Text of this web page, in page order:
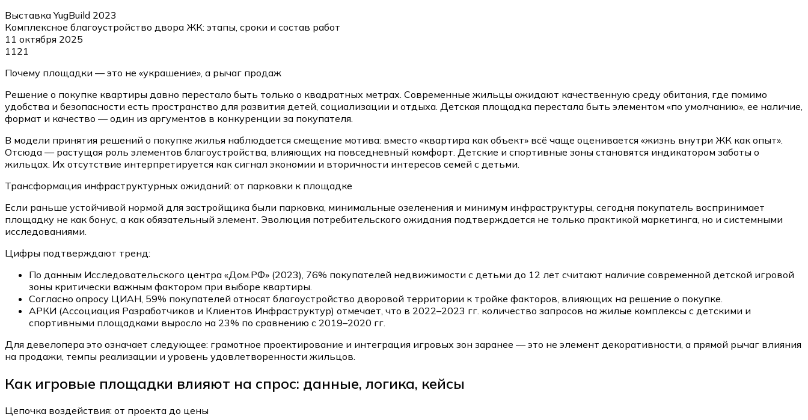
Выставка YugBuild 2023
Комплексное благоустройство двора ЖК: этапы, сроки и состав работ
11 октября 2025
1121
Почему площадки — это не «украшение», а рычаг продаж
Решение о покупке квартиры давно перестало быть только о квадратных метрах. Современные жильцы ожидают качественную среду обитания, где помимо
удобства и безопасности есть пространство для развития детей, социализации и отдыха. Детская площадка перестала быть элементом «по умолчанию», ее наличие,
формат и качество — один из аргументов в конкуренции за покупателя.
В модели принятия решений о покупке жилья наблюдается смещение мотива: вместо «квартира как объект» всё чаще оценивается «жизнь внутри ЖК как опыт».
Отсюда — растущая роль элементов благоустройства, влияющих на повседневный комфорт. Детские и спортивные зоны становятся индикатором заботы о
жильцах. Их отсутствие интерпретируется как сигнал экономии и вторичности интересов семей с детьми.
Трансформация инфраструктурных ожиданий: от парковки к площадке
Если раньше устойчивой нормой для застройщика были парковка, минимальные озеленения и минимум инфраструктуры, сегодня покупатель воспринимает
площадку не как бонус, а как обязательный элемент. Эволюция потребительского ожидания подтверждается не только практикой маркетинга, но и системными
исследованиями.
Цифры подтверждают тренд:
По данным Исследовательского центра «Дом.РФ» (2023), 76% покупателей недвижимости с детьми до 12 лет считают наличие современной детской игровой
зоны критически важным фактором при выборе квартиры.
Согласно опросу ЦИАН, 59% покупателей относят благоустройство дворовой территории к тройке факторов, влияющих на решение о покупке.
АРКИ (Ассоциация Разработчиков и Клиентов Инфраструктур) отмечает, что в 2022–2023 гг. количество запросов на жилые комплексы с детскими и
спортивными площадками выросло на 23% по сравнению с 2019–2020 гг.
Для девелопера это означает следующее: грамотное проектирование и интеграция игровых зон заранее — это не элемент декоративности, а прямой рычаг влияния
на продажи, темпы реализации и уровень удовлетворенности жильцов.
Как игровые площадки влияют на спрос: данные, логика, кейсы
Цепочка воздействия: от проекта до цены